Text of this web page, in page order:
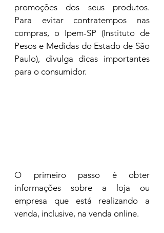
promoções dos seus produtos.
Para evitar contratempos nas
compras, o Ipem-SP (Instituto de
Pesos e Medidas do Estado de São
Paulo), divulga dicas importantes
para o consumidor.
O primeiro passo é obter
informações sobre a loja ou
empresa que está realizando a
venda, inclusive, na venda online.